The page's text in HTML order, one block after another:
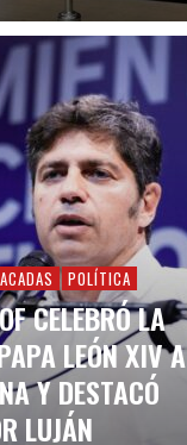
POLÍTICA
CELEBRÓ LA
LEÓN XIV A
Y DESTACÓ
LUJÁN